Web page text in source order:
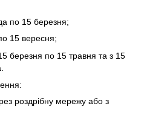
по 15 березня;
15 вересня;
березня по 15 травня та з 15
роздрібну мережу або з